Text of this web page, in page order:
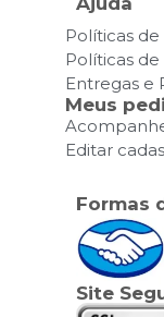
Políticas
Políticas
Entregas e
Meus
Editar
Formas
Site